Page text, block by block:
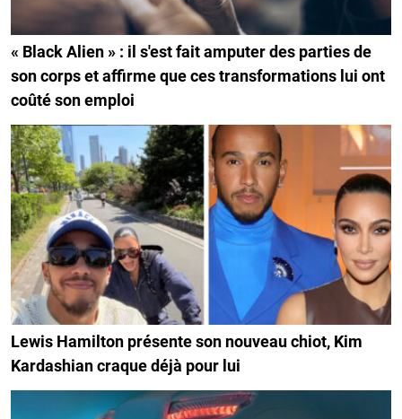
« Black Alien » : il s'est fait amputer des parties de
son corps et affirme que ces transformations lui ont
coûté son emploi
Lewis Hamilton présente son nouveau chiot, Kim
Kardashian craque déjà pour lui